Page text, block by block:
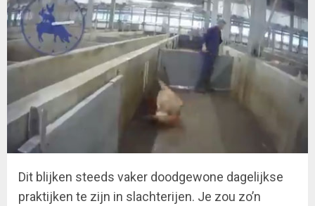
Dit blijken steeds vaker doodgewone dagelijkse
praktijken te zijn in slachterijen. Je zou zo’n